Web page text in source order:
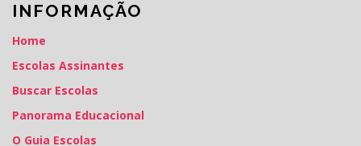
INFORMAÇÃO
Home
Escolas Assinantes
Buscar Escolas
Panorama Educacional
O Guia Escolas